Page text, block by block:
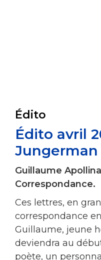
Édito
Édito avril
Jungerman
Guillaume
Correspondance.
Ces lettres, en
correspondance
Guillaume, jeune
deviendra au
poète, un